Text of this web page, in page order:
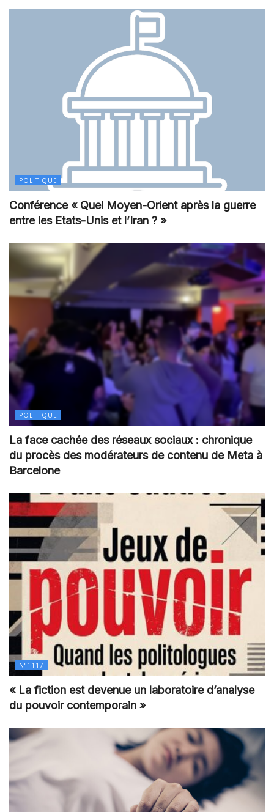
POLITIQUE
Conférence « Quel Moyen-Orient après la guerre
entre les Etats-Unis et l’Iran ? »
POLITIQUE
La face cachée des réseaux sociaux : chronique
du procès des modérateurs de contenu de Meta à
Barcelone
N°1117
« La fiction est devenue un laboratoire d’analyse
du pouvoir contemporain »